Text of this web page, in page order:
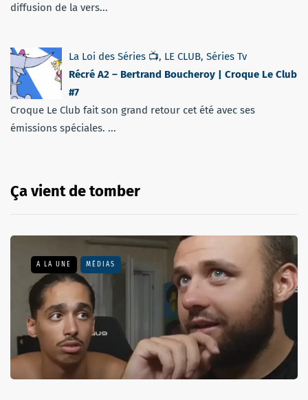
diffusion de la vers...
La Loi des Séries 📺, LE CLUB, Séries Tv
Récré A2 – Bertrand Boucheroy | Croque Le Club
#7
Croque Le Club fait son grand retour cet été avec ses
émissions spéciales. ...
Ça vient de tomber
A LA UNE MÉDIAS